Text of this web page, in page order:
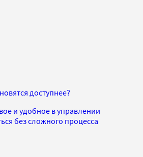
доступнее?
и удобное в управлении
без сложного процесса